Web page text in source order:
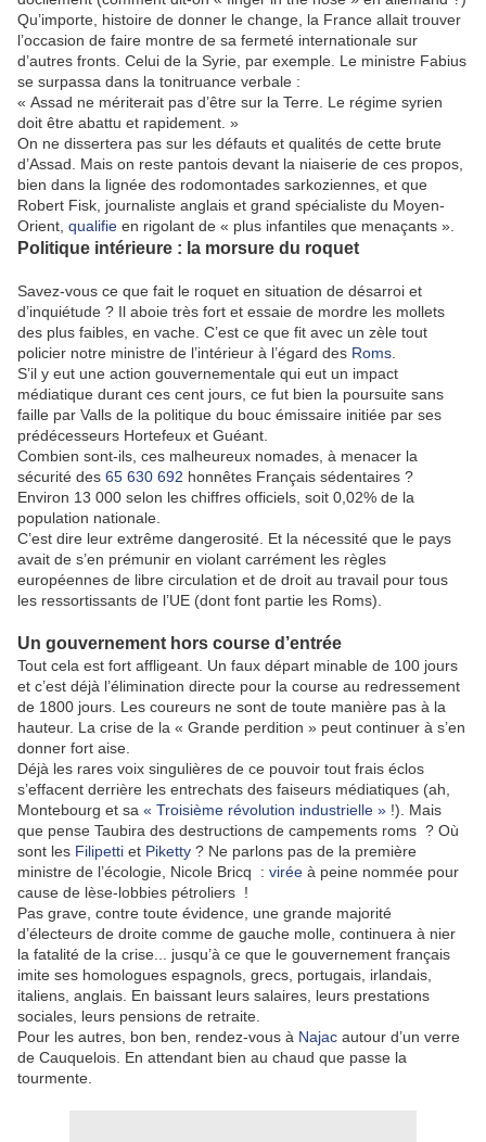
Qu’importe, histoire de donner le change, la France allait trouver
l’occasion de faire montre de sa fermeté internationale sur
d’autres fronts. Celui de la Syrie, par exemple. Le ministre Fabius
se surpassa dans la tonitruance verbale :
« Assad ne mériterait pas d’être sur la Terre. Le régime syrien
doit être abattu et rapidement. »
On ne dissertera pas sur les défauts et qualités de cette brute
d’Assad. Mais on reste pantois devant la niaiserie de ces propos,
bien dans la lignée des rodomontades sarkoziennes, et que
Robert Fisk, journaliste anglais et grand spécialiste du Moyen-
Orient, qualifie en rigolant de « plus infantiles que menaçants ».
Politique intérieure : la morsure du roquet
Savez-vous ce que fait le roquet en situation de désarroi et
d’inquiétude ? Il aboie très fort et essaie de mordre les mollets
des plus faibles, en vache. C’est ce que fit avec un zèle tout
policier notre ministre de l’intérieur à l’égard des Roms
S’il y eut une action gouvernementale qui eut un impact
médiatique durant ces cent jours, ce fut bien la poursuite sans
faille par Valls de la politique du bouc émissaire initiée par ses
prédécesseurs Hortefeux et Guéant.
Combien sont-ils, ces malheureux nomades, à menacer la
sécurité des 65 630 692 honnêtes Français sédentaires ?
Environ 13 000 selon les chiffres officiels, soit 0,02% de la
population nationale.
C’est dire leur extrême dangerosité. Et la nécessité que le pays
avait de s’en prémunir en violant carrément les règles
européennes de libre circulation et de droit au travail pour tous
les ressortissants de l’UE (dont font partie les Roms).
Un gouvernement hors course d’entrée
Tout cela est fort affligeant. Un faux départ minable de 100 jours
et c’est déjà l’élimination directe pour la course au redressement
de 1800 jours. Les coureurs ne sont de toute manière pas à la
hauteur. La crise de la « Grande perdition » peut continuer à s’en
donner fort aise.
Déjà les rares voix singulières de ce pouvoir tout frais éclos
s’effacent derrière les entrechats des faiseurs médiatiques (ah,
Montebourg et sa « Troisième révolution industrielle » !). Mais
que pense Taubira des destructions de campements roms ? Où
sont les Filipetti et Piketty ? Ne parlons pas de la première
ministre de l’écologie, Nicole Bricq : virée à peine nommée pour
cause de lèse-lobbies pétroliers !
Pas grave, contre toute évidence, une grande majorité
d’électeurs de droite comme de gauche molle, continuera à nier
la fatalité de la crise... jusqu’à ce que le gouvernement français
imite ses homologues espagnols, grecs, portugais, irlandais,
italiens, anglais. En baissant leurs salaires, leurs prestations
sociales, leurs pensions de retraite.
Pour les autres, bon ben, rendez-vous à Najac autour d’un verre
de Cauquelois. En attendant bien au chaud que passe la
tourmente.